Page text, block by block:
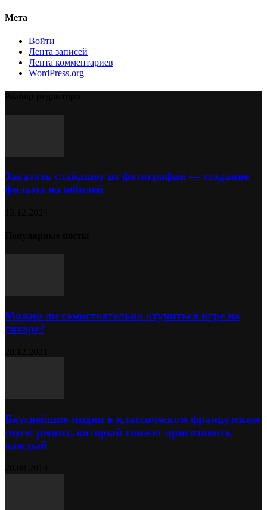
Мета
Войти
Лента записей
Лента комментариев
WordPress.org
Заказать слайдшоу из фотографий — создание
фильма на юбилей
Можно ли самостоятельно отучиться игре на
гитаре?
Вкуснейшие мидии в классическом французском
соусе: рецепт, который сможет приготовить
каждый